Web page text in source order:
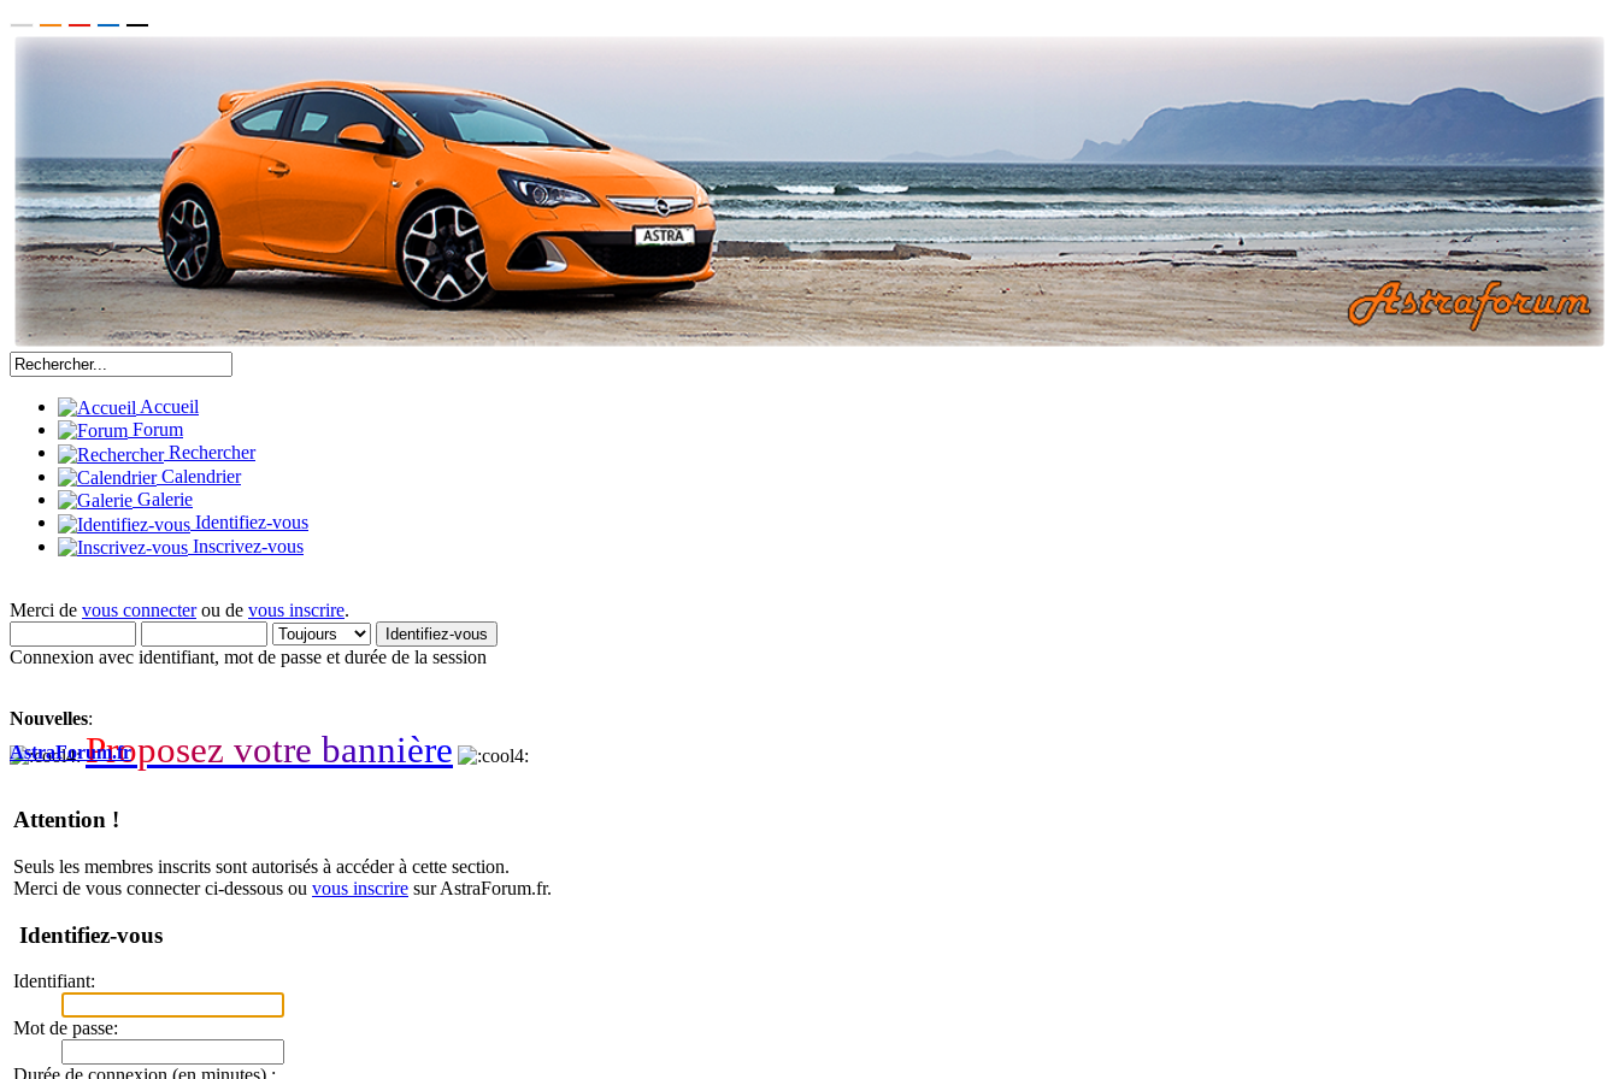
Accueil
Forum
Rechercher
Calendrier
Galerie
Identifiez-vous
Inscrivez-vous
Merci de vous connecterou de vous inscrire.
Connexion avec identifiant, mot de passe et durée de la session
Nouvelles:
Proposez votre bannière
AstraForum.fr
Attention !
Seuls les membres inscrits sont autorisés à accéder à cette section.
Merci de vous connecter ci-dessous ou vous inscrire sur AstraForum.fr.
Identifiez-vous
Identifiant:
Mot de passe: